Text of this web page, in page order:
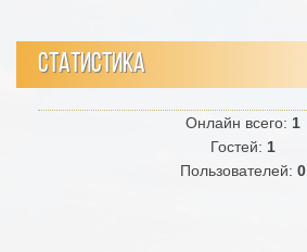
СТАТИСТИКА
Онлайн всего: 1
Гостей: 1
Пользователей: 0